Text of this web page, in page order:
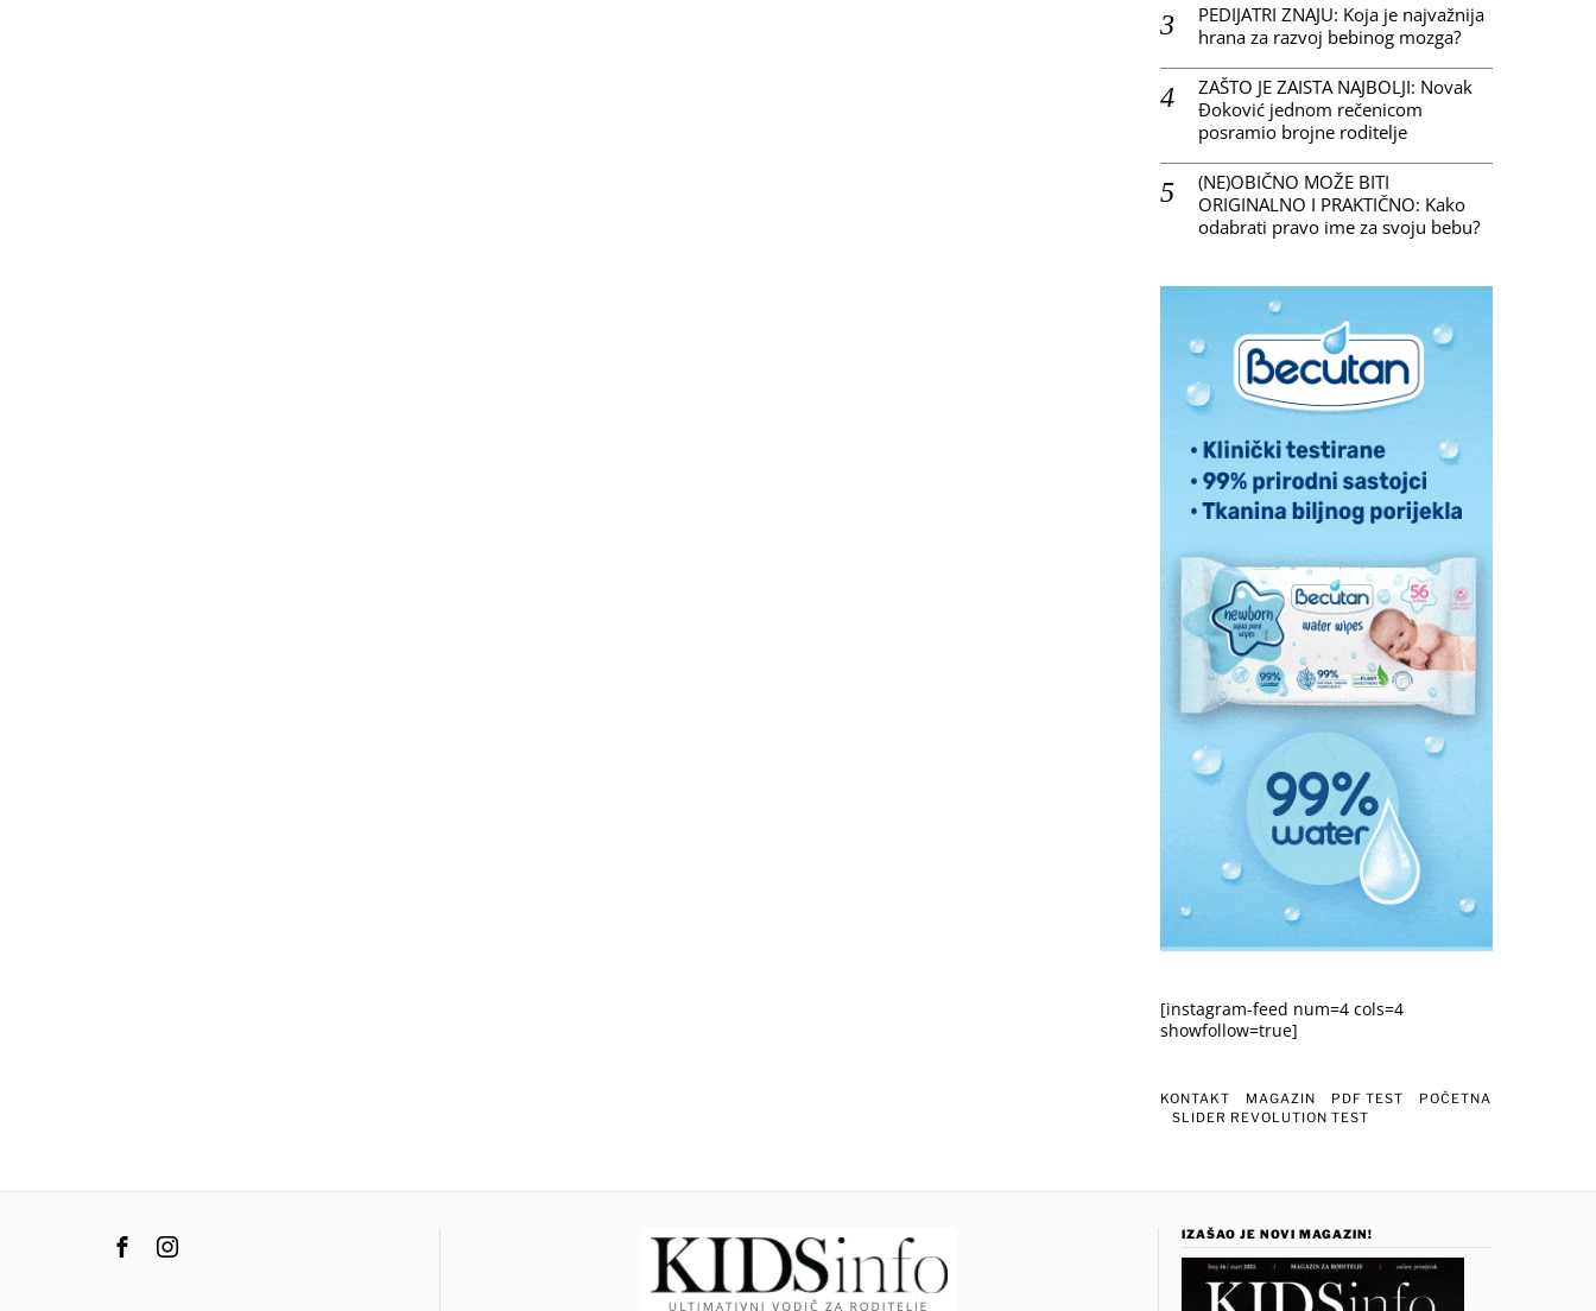
PEDIJATRI ZNAJU: Koja je najvažnija
hrana za razvoj bebinog mozga?
ZAŠTO JE ZAISTA NAJBOLJI: Novak
Đoković jednom rečenicom
posramio brojne roditelje
(NE)OBIČNO MOŽE BITI
ORIGINALNO I PRAKTIČNO: Kako
odabrati pravo ime za svoju bebu?
[instagram-feed num=4 cols=4
showfollow=true]
KONTAKT MAGAZIN PDF TEST
POČETNA
SLIDER REVOLUTION TEST
IZAŠAO JE NOVI MAGAZIN!